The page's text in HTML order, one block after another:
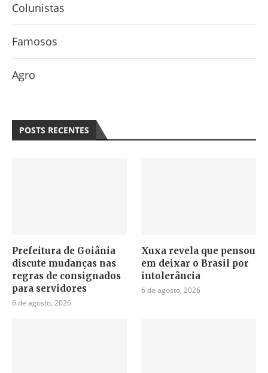
Colunistas
Famosos
Agro
POSTS RECENTES
Prefeitura de Goiânia
discute mudanças nas
regras de consignados
para servidores
6 de agosto, 2026
Xuxa revela que pensou
em deixar o Brasil por
intolerância
6 de agosto, 2026